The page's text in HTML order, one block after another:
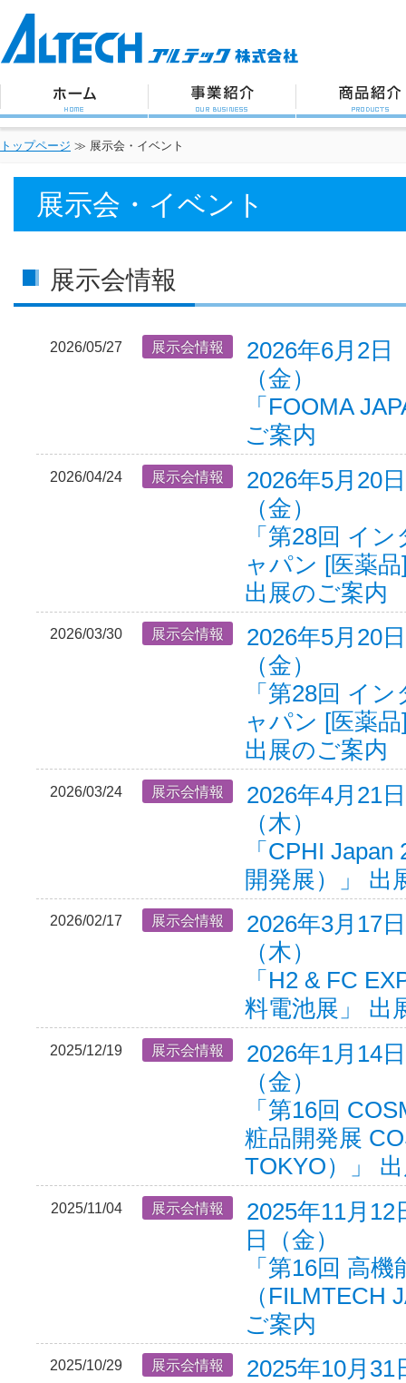
トップページ ≫ 展示会・イベント
展示会・イベント
展示会情報
2026/05/27 展示会情報
2026年6月2日
（金）
「FOOMA
ご案内
2026/04/24 展示会情報
2026年5月20
（金）
「第28回 イ
ャパン [医薬
出展のご案内
2026/03/30 展示会情報
2026年5月20
（金）
「第28回 イ
ャパン [医薬
出展のご案内
2026/03/24 展示会情報
2026年4月21
（木）
「CPHI
開発展）」 出
2026/02/17 展示会情報
2026年3月17
（木）
「H2 & FC
料電池展」 出
2025/12/19 展示会情報
2026年1月14
（金）
「第16回
粧品開発展
TOKYO）」
2025/11/04 展示会情報
2025年11月12
日（金）
「第16回 高
（FILMTECH
ご案内
2025/10/29 展示会情報
2025年10月31